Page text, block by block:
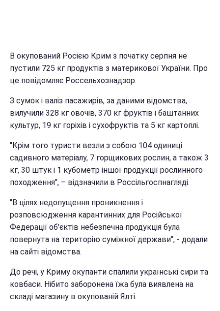
В окупований Росією Крим з початку серпня не
пустили 725 кг продуктів з материкової України. Про
це повідомляє Россельхознадзор.
З сумок і валіз пасажирів, за даними відомства,
вилучили 328 кг овочів, 370 кг фруктів і баштанних
культур, 19 кг горіхів і сухофруктів та 5 кг картоплі.
"Крім того туристи везли з собою 104 одиниці
садивного матеріалу, 7 горщикових рослин, а також 3
кг, 30 штук і 1 кубометр іншої продукції рослинного
походження", – відзначили в Россільгоспнагляді.
"В цілях недопущення проникнення і
розповсюдження карантинних для Російської
Федерації об'єктів небезпечна продукція була
повернута на територію суміжної держави", - додали
на сайті відомства.
До речі, у Криму окупанти спалили українські сири та
ковбаси. Нібито заборонена їжа була виявлена на
складі магазину в окупованій Ялті.